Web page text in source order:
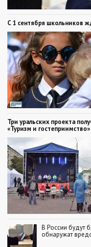
С 1 сентября школьников
Три уральских проекта
«Туризм и гостеприимство»
В России будут
обнаружат